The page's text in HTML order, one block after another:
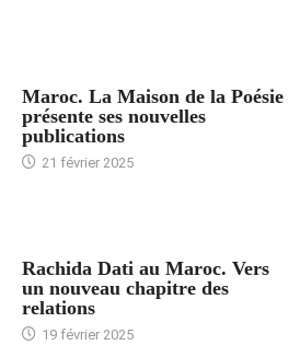
Maroc. La Maison de la Poésie
présente ses nouvelles
publications
21 février 2025
Rachida Dati au Maroc. Vers
un nouveau chapitre des
relations
19 février 2025